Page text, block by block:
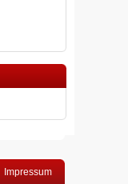
Impressum